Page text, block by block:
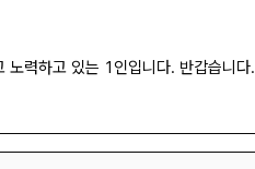
노력하고 있는 1인입니다. 반갑습니다.